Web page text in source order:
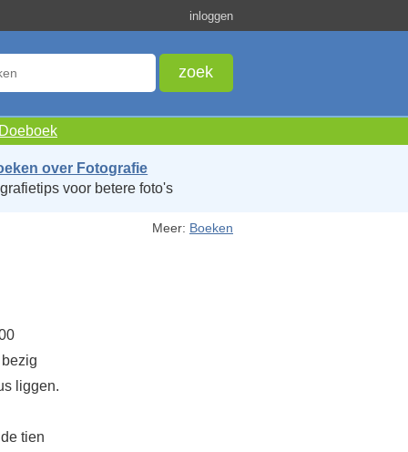
inloggen
over Fotografie
voor betere foto's
Meer: Boeken
liggen.
tien